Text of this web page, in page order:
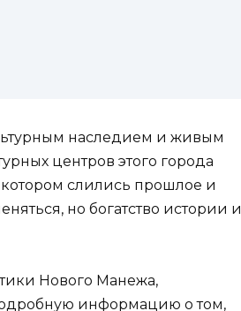
наследием и живым
центров этого города
слились прошлое и
но богатство истории и
Нового Манежа,
информацию о том,